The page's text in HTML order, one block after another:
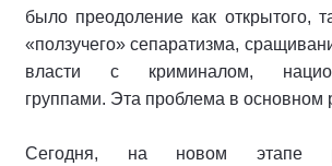
было преодоление как открытого,
«ползучего» сепаратизма,
власти с криминалом,
группами. Эта проблема в основном
Сегодня, на новом этапе